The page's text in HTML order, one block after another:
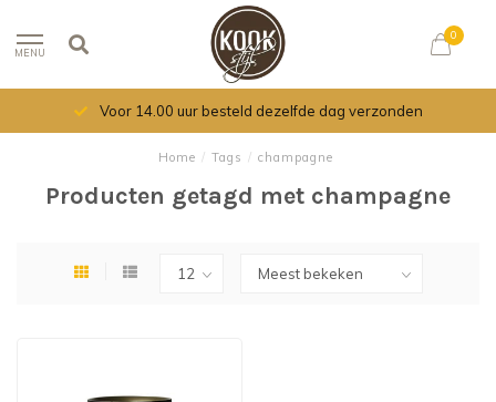
MENU
0
Voor 14.00 uur besteld dezelfde dag verzonden
Home / Tags / champagne
Producten getagd met champagne